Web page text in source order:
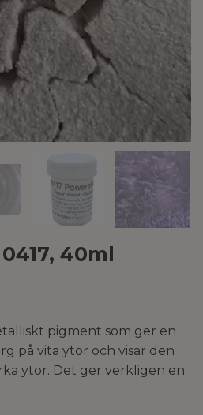
40ml
pigment som ger en
på vita ytor och visar den
ytor. Det ger verkligen en